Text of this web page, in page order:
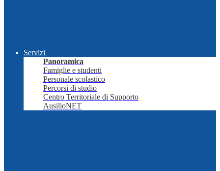
Servizi
Panoramica
Famiglie e studenti
Personale scolastico
Percorsi di studio
Centro Territoriale di Supporto
AusilioNET